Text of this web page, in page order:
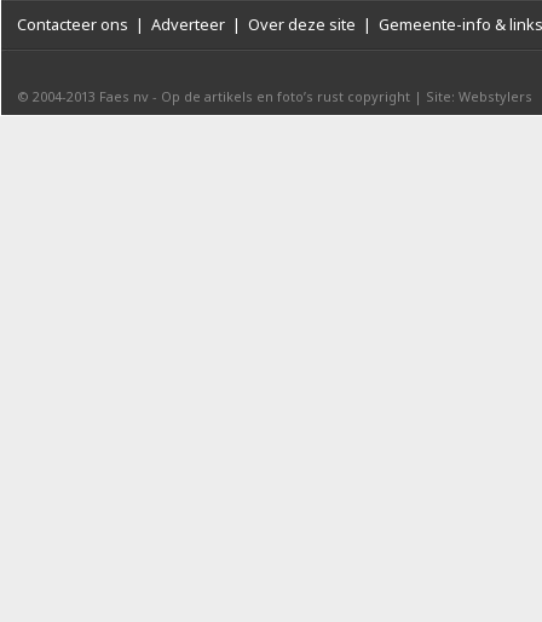
Contacteer ons | Adverteer | Over deze site | Gemeente-info & links
© 2004-2013 Faes nv - Op de artikels en foto’s rust copyright | Site: Webstylers